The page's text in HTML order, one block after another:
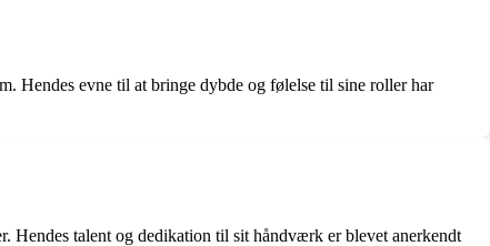
Hendes evne til at bringe dybde og følelse til sine roller har
Hendes talent og dedikation til sit håndværk er blevet anerkendt